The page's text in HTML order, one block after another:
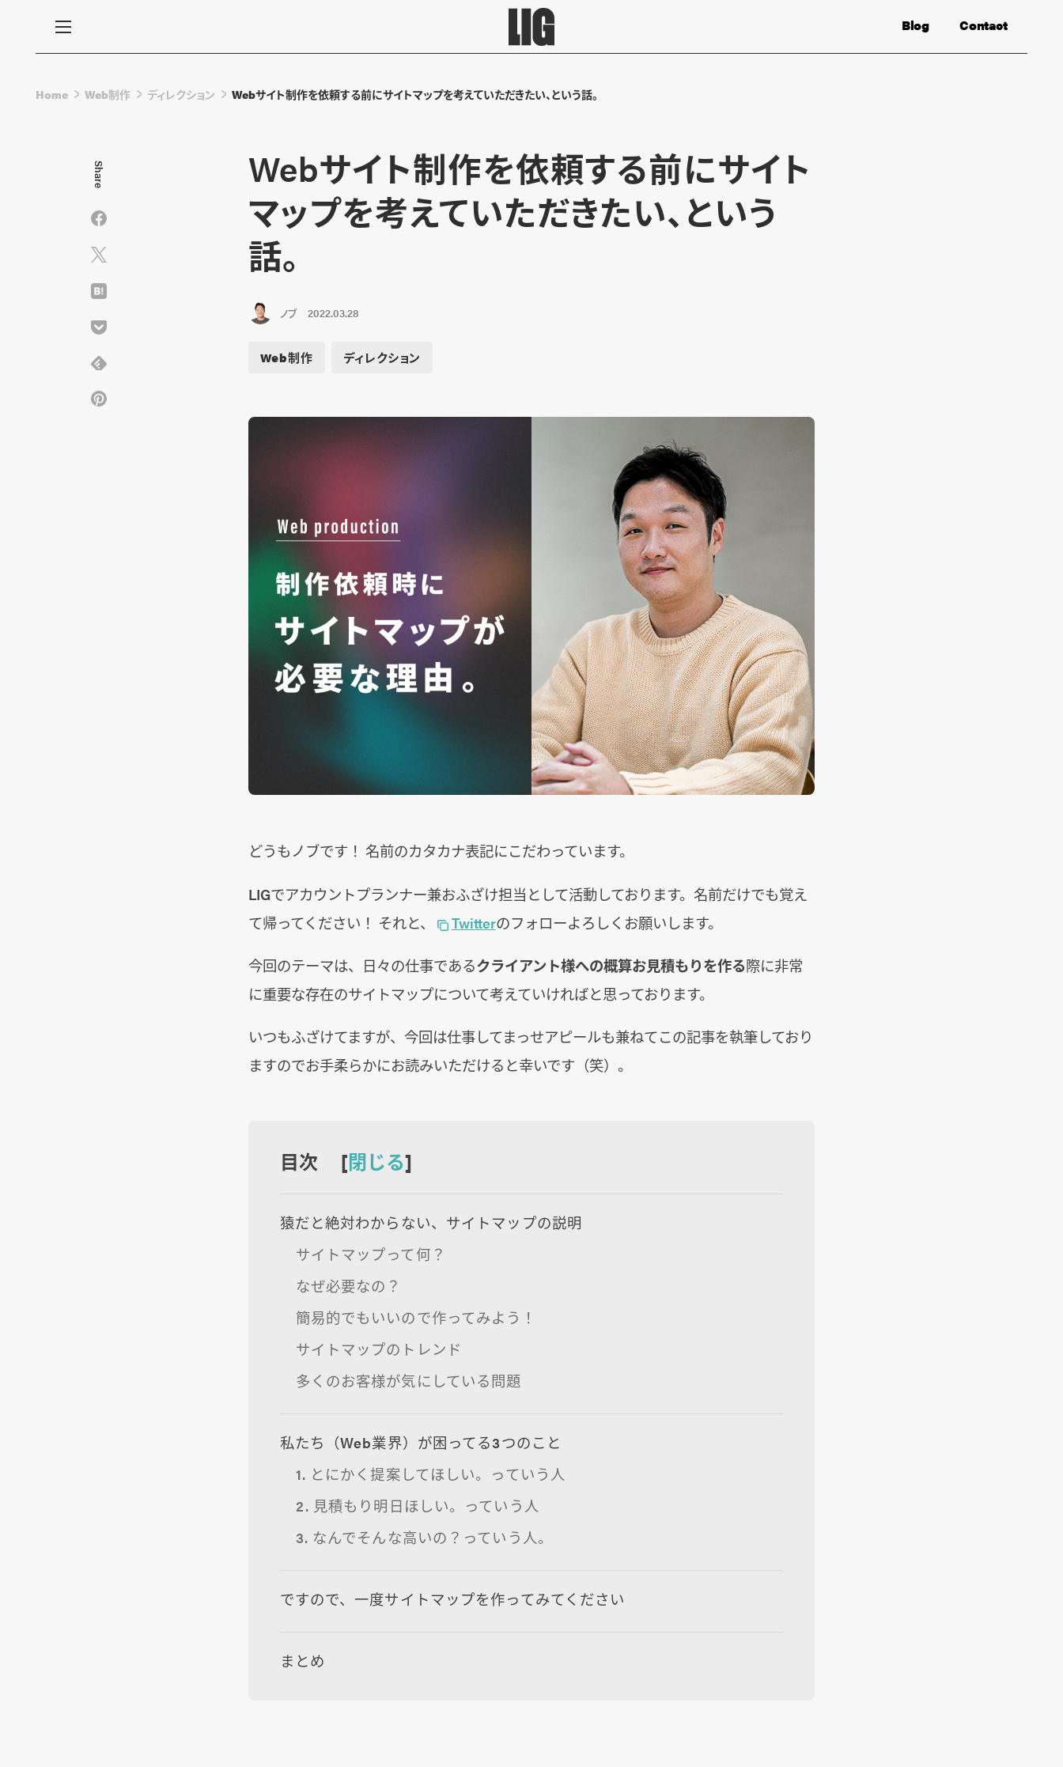
Contact
Blog
Home Web制作 ディレクション Webサイト制作を依頼する前にサイトマップを考えていただきたい、という話。
Webサイト制作を依頼する前にサイト
マップを考えていただきたい、という
話。
ノブ 2022.03.28
Web制作 ディレクション
どうもノブです！ 名前のカタカナ表記にこだわっています。
LIGでアカウントプランナー兼おふざけ担当として活動しております。名前だけでも覚え
て帰ってください！ それと、
Twitterのフォローよろしくお願いします。
今回のテーマは、日々の仕事であるクライアント様への概算お見積もりを作る際に非常
に重要な存在のサイトマップについて考えていければと思っております。
いつもふざけてますが、今回は仕事してまっせアピールも兼ねてこの記事を執筆しており
ますのでお手柔らかにお読みいただけると幸いです（笑）。
目次 [閉じる]
猿だと絶対わからない、サイトマップの説明
サイトマップって何？
なぜ必要なの？
簡易的でもいいので作ってみよう！
サイトマップのトレンド
多くのお客様が気にしている問題
私たち（Web業界）が困ってる3つのこと
1. とにかく提案してほしい。っていう人
2. 見積もり明日ほしい。っていう人
3. なんでそんな高いの？っていう人。
ですので、一度サイトマップを作ってみてください
まとめ
Share